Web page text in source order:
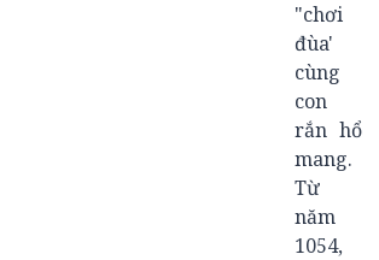
"chơi
đùa'
cùng
con
rắn hổ
mang.
Từ
năm
1054,